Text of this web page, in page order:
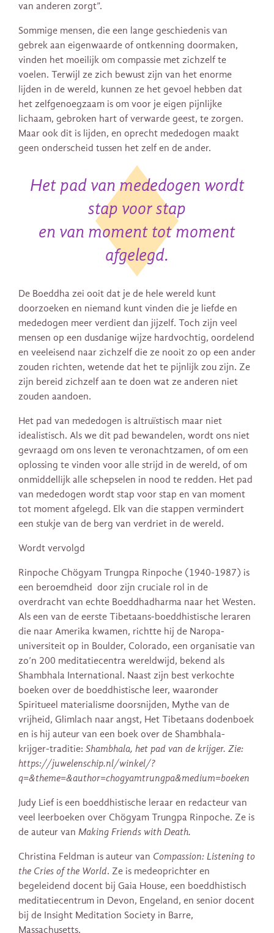
van anderen zorgt”.
Sommige mensen, die een lange geschiedenis van
gebrek aan eigenwaarde of ontkenning doormaken,
vinden het moeilijk om compassie met zichzelf te
voelen. Terwijl ze zich bewust zijn van het enorme
lijden in de wereld, kunnen ze het gevoel hebben dat
het zelfgenoegzaam is om voor je eigen pijnlijke
lichaam, gebroken hart of verwarde geest, te zorgen.
Maar ook dit is lijden, en oprecht mededogen maakt
geen onderscheid tussen het zelf en de ander.
Het pad van mededogen wordt
stap voor stap
en van moment tot moment
afgelegd.
De Boeddha zei ooit dat je de hele wereld kunt
doorzoeken en niemand kunt vinden die je liefde en
mededogen meer verdient dan jijzelf. Toch zijn veel
mensen op een dusdanige wijze hardvochtig, oordelend
en veeleisend naar zichzelf die ze nooit zo op een ander
zouden richten, wetende dat het te pijnlijk zou zijn. Ze
zijn bereid zichzelf aan te doen wat ze anderen niet
zouden aandoen.
Het pad van mededogen is altruïstisch maar niet
idealistisch. Als we dit pad bewandelen, wordt ons niet
gevraagd om ons leven te veronachtzamen, of om een
oplossing te vinden voor alle strijd in de wereld, of om
onmiddellijk alle schepselen in nood te redden. Het pad
van mededogen wordt stap voor stap en van moment
tot moment afgelegd. Elk van die stappen vermindert
een stukje van de berg van verdriet in de wereld.
Wordt vervolgd
Rinpoche Chögyam Trungpa Rinpoche (1940-1987) is
een beroemdheid door zijn cruciale rol in de
overdracht van echte Boeddhadharma naar het Westen.
Als een van de eerste Tibetaans-boeddhistische leraren
die naar Amerika kwamen, richtte hij de Naropa-
universiteit op in Boulder, Colorado, een organisatie van
zo’n 200 meditatiecentra wereldwijd, bekend als
Shambhala International. Naast zijn best verkochte
boeken over de boeddhistische leer, waaronder
Spiritueel materialisme doorsnijden, Mythe van de
vrijheid, Glimlach naar angst, Het Tibetaans dodenboek
en is hij auteur van een boek over de Shambhala-
krijger-traditie: Shambhala, het pad van de krijger. Zie:
https://juwelenschip.nl/winkel/?
q=&theme=&author=chogyamtrungpa&medium=boeken
Judy Lief is een boeddhistische leraar en redacteur van
veel leerboeken over Chögyam Trungpa Rinpoche. Ze is
de auteur van Making Friends with Death.
Christina Feldman is auteur van Compassion: Listening to
the Cries of the World. Ze is medeoprichter en
begeleidend docent bij Gaia House, een boeddhistisch
meditatiecentrum in Devon, Engeland, en senior docent
bij de Insight Meditation Society in Barre,
Massachusetts.